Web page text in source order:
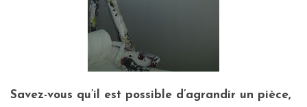
Savez-vous qu’il est possible d’agrandir un pièce,